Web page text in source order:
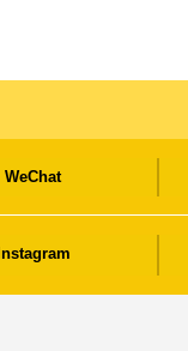
WeChat
Instagram